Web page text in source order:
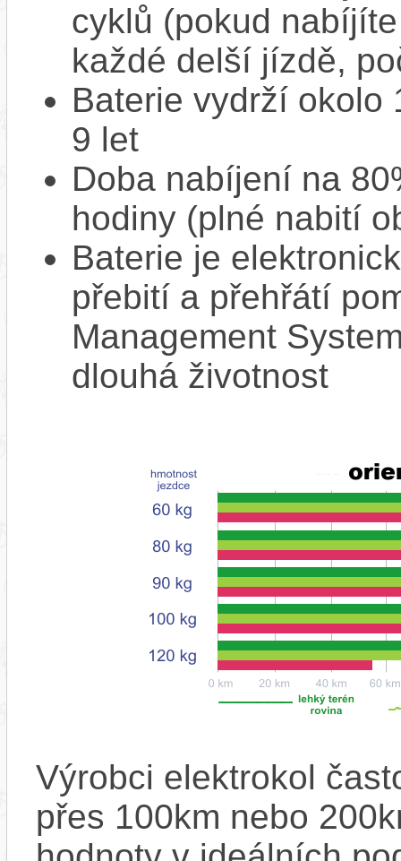
cyklů (pokud
každé delší jízdě,
Baterie vydrží okolo
9 let
Doba nabíjení na
hodiny (plné nabití
Baterie je
přebití a přehřátí
Management
dlouhá životnost
Výrobci elektrokol
přes 100km nebo